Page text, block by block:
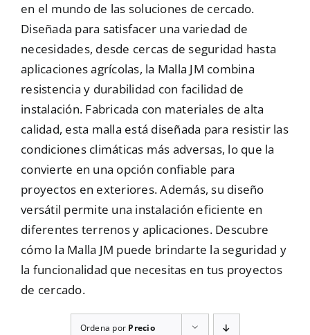
Escaleras
Mallas
Noticias
Contacto
en el mundo de las soluciones de cercado.
Diseñada para satisfacer una variedad de
necesidades, desde cercas de seguridad hasta
aplicaciones agrícolas, la Malla JM combina
resistencia y durabilidad con facilidad de
instalación. Fabricada con materiales de alta
calidad, esta malla está diseñada para resistir las
condiciones climáticas más adversas, lo que la
convierte en una opción confiable para
proyectos en exteriores. Además, su diseño
versátil permite una instalación eficiente en
diferentes terrenos y aplicaciones. Descubre
cómo la Malla JM puede brindarte la seguridad y
la funcionalidad que necesitas en tus proyectos
de cercado.
Ordena por Precio